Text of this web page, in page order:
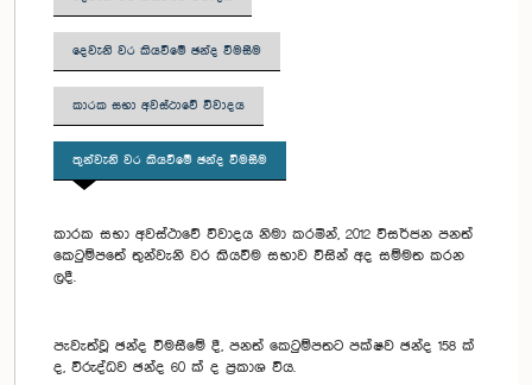
දෙවැනි වර කියවීමේ ඡන්ද වීමසීම
කාරක සභා අවස්ථාවේ විවාදය
තුන්වැනි වර කියවීමේ ඡන්ද විමසීම
කාරක සභා අවස්ථාවේ විවාදය නිමා කරමින්, 2012 විසර්ජන පනත්
කෙටුම්පතේ තුන්වැනි වර කියවීම සභාව විසින් අද සම්මත කරන
ලදී.
පැවැත්වූ ඡන්ද විමසීමේ දී, පනත් කෙටුම්පතට පක්ෂව ඡන්ද 158 ක්
ද, විරුද්ධව ඡන්ද 60 ක් ද ප්‍රකාශ විය.